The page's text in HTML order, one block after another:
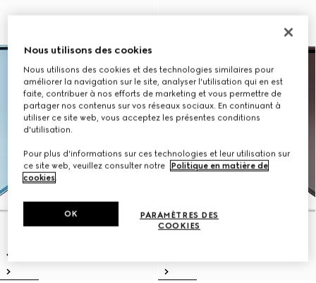
Nous utilisons des cookies
Nous utilisons des cookies et des technologies similaires pour
améliorer la navigation sur le site, analyser l'utilisation qui en est
faite, contribuer à nos efforts de marketing et vous permettre de
partager nos contenus sur vos réseaux sociaux. En continuant à
utiliser ce site web, vous acceptez les présentes conditions
d'utilisation.
Pour plus d'informations sur ces technologies et leur utilisation sur
ce site web, veuillez consulter notre
Politique en matière de
cookies.
PARAMÈTRES DES
COOKIES
OK